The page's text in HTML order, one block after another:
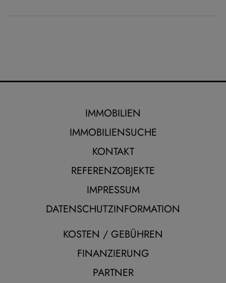
IMMOBILIEN
IMMOBILIENSUCHE
KONTAKT
REFERENZOBJEKTE
IMPRESSUM
DATENSCHUTZINFORMATION
KOSTEN / GEBÜHREN
FINANZIERUNG
PARTNER